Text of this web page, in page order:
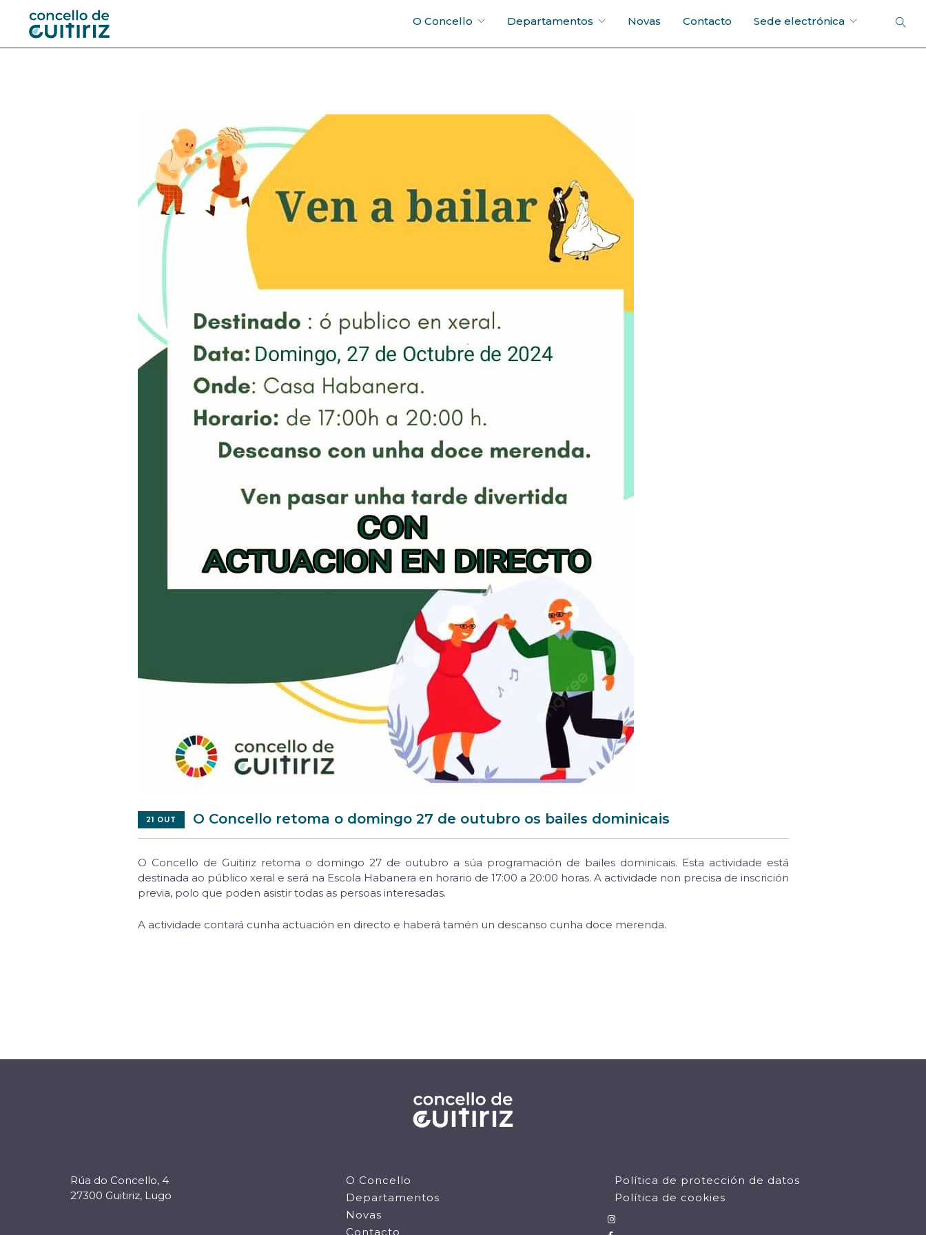
O Concello Departamentos Novas Contacto Sede electrónica
21 OUT O Concello retoma o domingo 27 de outubro os bailes dominicais
O Concello de Guitiriz retoma o domingo 27 de outubro a súa programación de bailes dominicais. Esta actividade está
destinada ao público xeral e será na Escola Habanera en horario de 17:00 a 20:00 horas. A actividade non precisa de inscrición
previa, polo que poden asistir todas as persoas interesadas.
A actividade contará cunha actuación en directo e haberá tamén un descanso cunha doce merenda.
Rúa do Concello, 4
27300 Guitiriz, Lugo
O Concello
Departamentos
Novas
Contacto
Política de protección de datos
Política de cookies